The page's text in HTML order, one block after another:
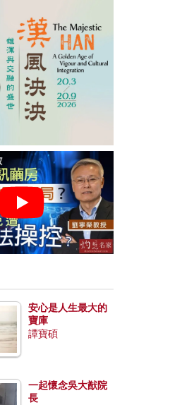
安心是人生最大的
寶庫
譚寶碩
一起懷念吳大猷院
長